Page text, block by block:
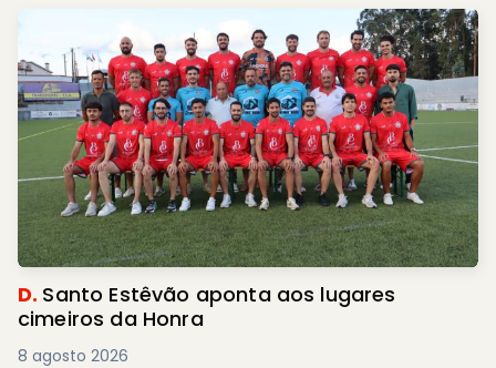
D. Santo Estêvão aponta aos lugares
cimeiros da Honra
8 agosto 2026